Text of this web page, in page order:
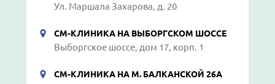
Ул. Маршала Захарова, д. 20
СМ-КЛИНИКА НА ВЫБОРГСКОМ ШОССЕ
Выборгское шоссе, дом 17, корп. 1
СМ-КЛИНИКА НА М. БАЛКАНСКОЙ 26А